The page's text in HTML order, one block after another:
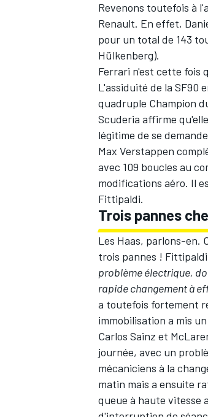
AUTRES CHAMPIONNATS
Revenons toutefois à
Renault. En effet,
pour un total de 143
Hülkenberg).
Ferrari n'est cette fois
L'assiduité de la SF90
quadruple Champion
Scuderia affirme
légitime de se
Max Verstappen
avec 109 boucles au
modifications aéro. Il
Fittipaldi.
Trois pannes
Les Haas, parlons-en.
trois pannes !
problème électrique,
rapide changement à
a toutefois fortement
immobilisation a mis
Carlos Sainz et
journée, avec un
mécaniciens à la
matin mais a ensuite
queue à haute vitesse